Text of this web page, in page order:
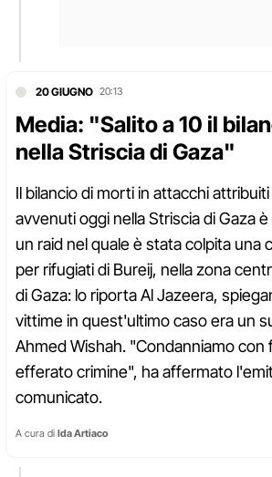
20 GIUGNO 20:13
Media: "Salito a 10 il
nella Striscia di Gaza"
Il bilancio di morti in attacchi
avvenuti oggi nella Striscia di Gaza
un raid nel quale è stata colpita una
per rifugiati di Bureij, nella zona
di Gaza: lo riporta Al Jazeera,
vittime in quest'ultimo caso era un
Ahmed Wishah. "Condanniamo
efferato crimine", ha affermato
comunicato.
A cura di Ida Artiaco